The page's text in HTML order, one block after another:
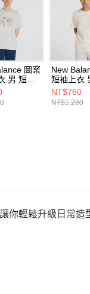
５．嚴禁
形，恩沛
圖案
男 短袖
F
New
短袖上衣
NT$760
NT$1,280
你輕鬆升級日常造